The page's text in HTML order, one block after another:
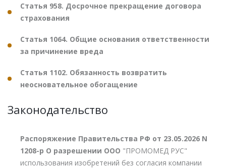
Статья 958. Досрочное прекращение договора
страхования
Статья 1064. Общие основания ответственности
за причинение вреда
Статья 1102. Обязанность возвратить
неосновательное обогащение
Законодательство
Распоряжение Правительства РФ от 23.05.2026 N
1208-р О разрешении ООО "ПРОМОМЕД РУС"
использования изобретений без согласия компании